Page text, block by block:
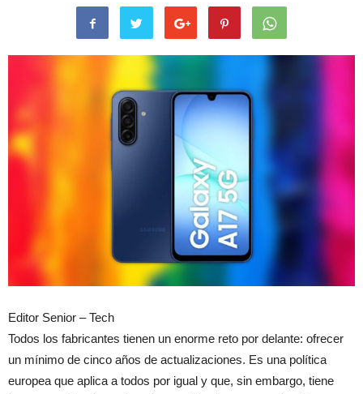
Editor Senior – Tech
Todos los fabricantes tienen un enorme reto por delante: ofrecer
un mínimo de cinco años de actualizaciones. Es una política
europea que aplica a todos por igual y que, sin embargo, tiene